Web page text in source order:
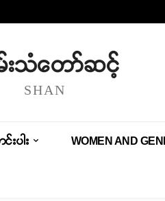
းသံတော်ဆင့်
SHAN
းပါး WOMEN AND